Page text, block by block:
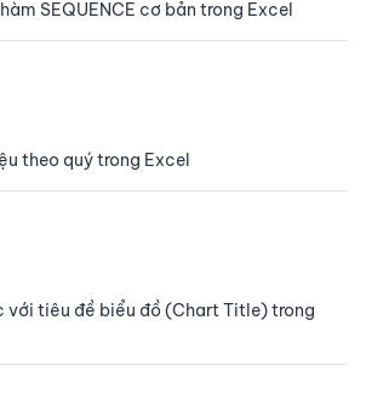
SEQUENCE cơ bản trong Excel
theo quý trong Excel
với tiêu đề biểu đồ (Chart Title) trong